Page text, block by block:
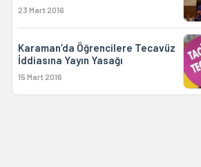
23 Mart 2016
Karaman’da Öğrencilere Tecavüz
İddiasına Yayın Yasağı
15 Mart 2016